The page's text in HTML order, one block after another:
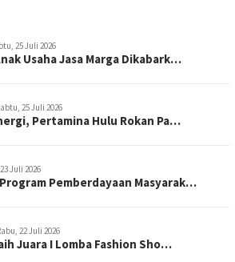
25 Juli 2026
Usaha Jasa Marga Dikabark…
25 Juli 2026
Pertamina Hulu Rokan Pa…
Juli 2026
Pemberdayaan Masyarak…
22 Juli 2026
Juara I Lomba Fashion Sho…